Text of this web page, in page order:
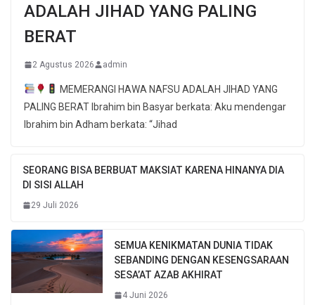
ADALAH JIHAD YANG PALING
BERAT
2 Agustus 2026 admin
MEMERANGI HAWA NAFSU ADALAH JIHAD YANG
PALING BERAT Ibrahim bin Basyar berkata: Aku mendengar
Ibrahim bin Adham berkata: “Jihad
SEORANG BISA BERBUAT MAKSIAT KARENA HINANYA DIA
DI SISI ALLAH
29 Juli 2026
SEMUA KENIKMATAN DUNIA TIDAK
SEBANDING DENGAN KESENGSARAAN
SESA’AT AZAB AKHIRAT
4 Juni 2026